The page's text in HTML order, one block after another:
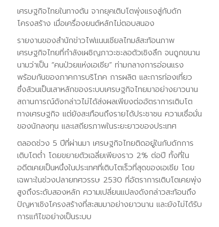
เศรษฐกิจไทยในทางตัน จากยุคเติบโตพุ่งแรงสู่กับดัก
โครงสร้าง เมื่อเครื่องยนต์หลักไม่ตอบสนอง
รายงานของสำนักข่าวไฟแนนเชียลไทมส์สะท้อนภาพ
เศรษฐกิจไทยที่กำลังเผชิญภาวะชะลอตัวเชิงลึก จนถูกขนาน
นามว่าเป็น “คนป่วยแห่งเอเชีย” ท่ามกลางการอ่อนแรง
พร้อมกันของภาคการบริโภค การผลิต และการท่องเที่ยว
ซึ่งล้วนเป็นเสาหลักของระบบเศรษฐกิจไทยมาอย่างยาวนาน
สถานการณ์ดังกล่าวไม่ได้ส่งผลเพียงต่ออัตราการเติบโต
ทางเศรษฐกิจ แต่ยังสะเทือนถึงรายได้ประชาชน ความเชื่อมั่น
ของนักลงทุน และเสถียรภาพในระยะยาวของประเทศ
ตลอดช่วง 5 ปีที่ผ่านมา เศรษฐกิจไทยติดอยู่ในกับดักการ
เติบโตต่ำ โดยขยายตัวเฉลี่ยเพียงราว 2% ต่อปี ทั้งที่ใน
อดีตเคยเป็นหนึ่งในประเทศที่เติบโตเร็วที่สุดของเอเชีย โดย
เฉพาะในช่วงปลายทศวรรษ 2530 ที่อัตราการเติบโตเคยพุ่ง
สูงถึงระดับสองหลัก ความเปลี่ยนแปลงดังกล่าวสะท้อนถึง
ปัญหาเชิงโครงสร้างที่สะสมมาอย่างยาวนาน และยังไม่ได้รับ
การแก้ไขอย่างเป็นระบบ